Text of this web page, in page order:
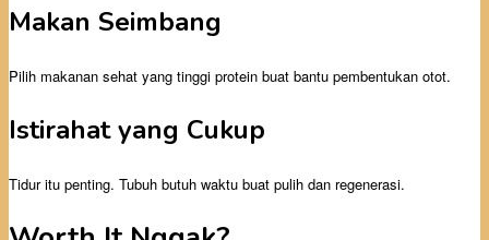
Makan Seimbang
Pilih makanan sehat yang tinggi protein buat bantu pembentukan otot.
Istirahat yang Cukup
Tidur itu penting. Tubuh butuh waktu buat pulih dan regenerasi.